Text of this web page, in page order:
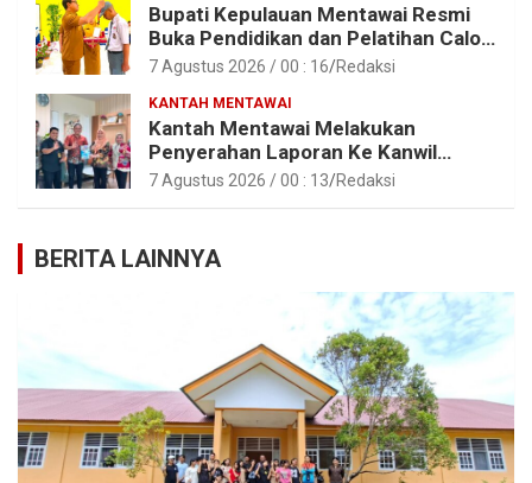
Bupati Kepulauan Mentawai Resmi
Buka Pendidikan dan Pelatihan Calon
Paskibraka Tahun 2026
7 Agustus 2026 / 00 : 16 Redaksi
KANTAH MENTAWAI
Kantah Mentawai Melakukan
Penyerahan Laporan Ke Kanwil
Kemen ATR/BPN RI Sumbar
7 Agustus 2026 / 00 : 13 Redaksi
BERITA LAINNYA